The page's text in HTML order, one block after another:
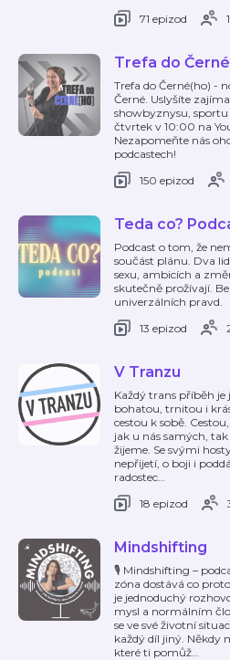
71 epizod
Trefa do
Trefa do Černé(ho) -
Černé. Uslyšíte
showbyznysu, sportu
čtvrtek v 10:00 na
Nezapomeňte nás
podcastech!
150 epizod
Teda co?
Podcast o tom, že
součást plánu. Dva
sexu, ambicích a
skutečně prožívají.
univerzálních pravd.
13 epizod
V Tranzu
Každý trans příběh
bohatou, trnitou i
cestou k sobě.
jak u nás samých,
žijeme. Se svými
nepřijetí, o boji i
radostec…
18 epizod
Mindshifting
🎙 Mindshifting –
zóna dostává co
je jednoduchý
mysl a normálním
se ve své životní
každý díl jiný. Někdy
které ti pomůž…